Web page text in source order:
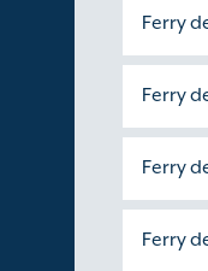
Ferry
Ferry
Ferry
Ferry